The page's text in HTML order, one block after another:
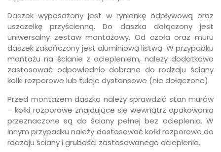
Daszek wyposażony jest w rynienkę odpływową oraz
uszczelkę przyścienną. Do daszka dołączony jest
uniwersalny zestaw montażowy. Od czoła oraz muru
daszek zakończony jest aluminiową listwą. W przypadku
montażu na ścianie z ociepleniem, należy dodatkowo
zastosować odpowiednio dobrane do rodzaju ściany
kołki rozporowe lub tuleje dystansowe (nie dołączone).
Przed montażem daszka należy sprawdzić stan murów
– kołki rozporowe znajdujące się wewnątrz opakowania
przeznaczone są do ściany pełnej bez ocieplenia. W
innym przypadku należy dostosować kołki rozporowe do
rodzaju ściany i grubości zastosowanego ocieplenia.